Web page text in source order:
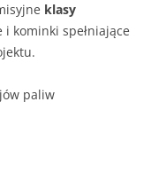
klasy
i kominki spełniające
paliw